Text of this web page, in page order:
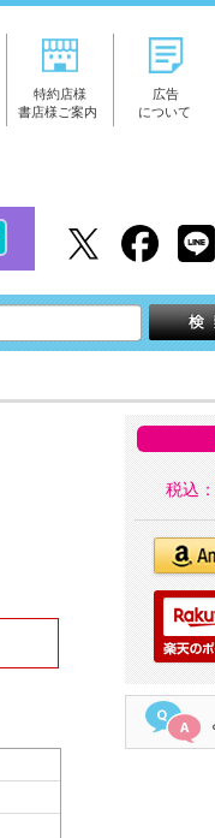
特約店様
書店様ご案内
広告
について
税込：